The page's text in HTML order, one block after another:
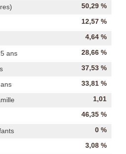
50,29 %
12,57 %
4,64 %
ans 28,66 %
37,53 %
33,81 %
1,01
46,35 %
0 %
3,08 %